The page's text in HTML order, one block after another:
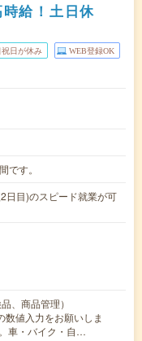
給！土日休
祝日が休み WEB登録OK
です。
日目)のスピード就業が可
、商品管理）
値入力をお願いしま
車・バイク・自…